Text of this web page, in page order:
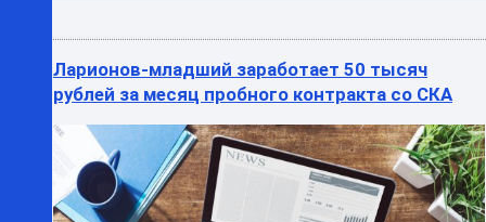
Ларионов-младший заработает 50 тысяч
рублей за месяц пробного контракта со СКА